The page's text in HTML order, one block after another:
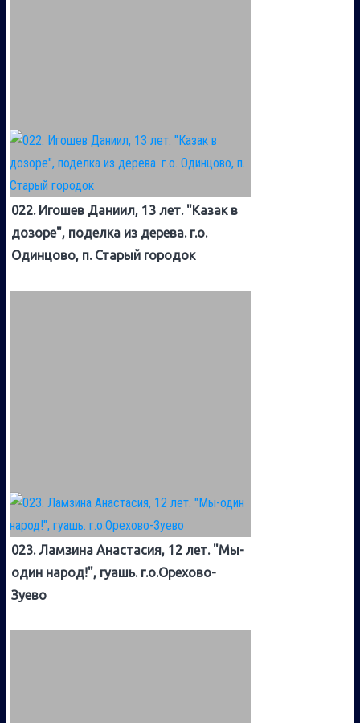
022. Игошев Даниил, 13 лет. "Казак в
дозоре", поделка из дерева. г.о.
Одинцово, п. Старый городок
023. Ламзина Анастасия, 12 лет. "Мы-
один народ!", гуашь. г.о.Орехово-
Зуево